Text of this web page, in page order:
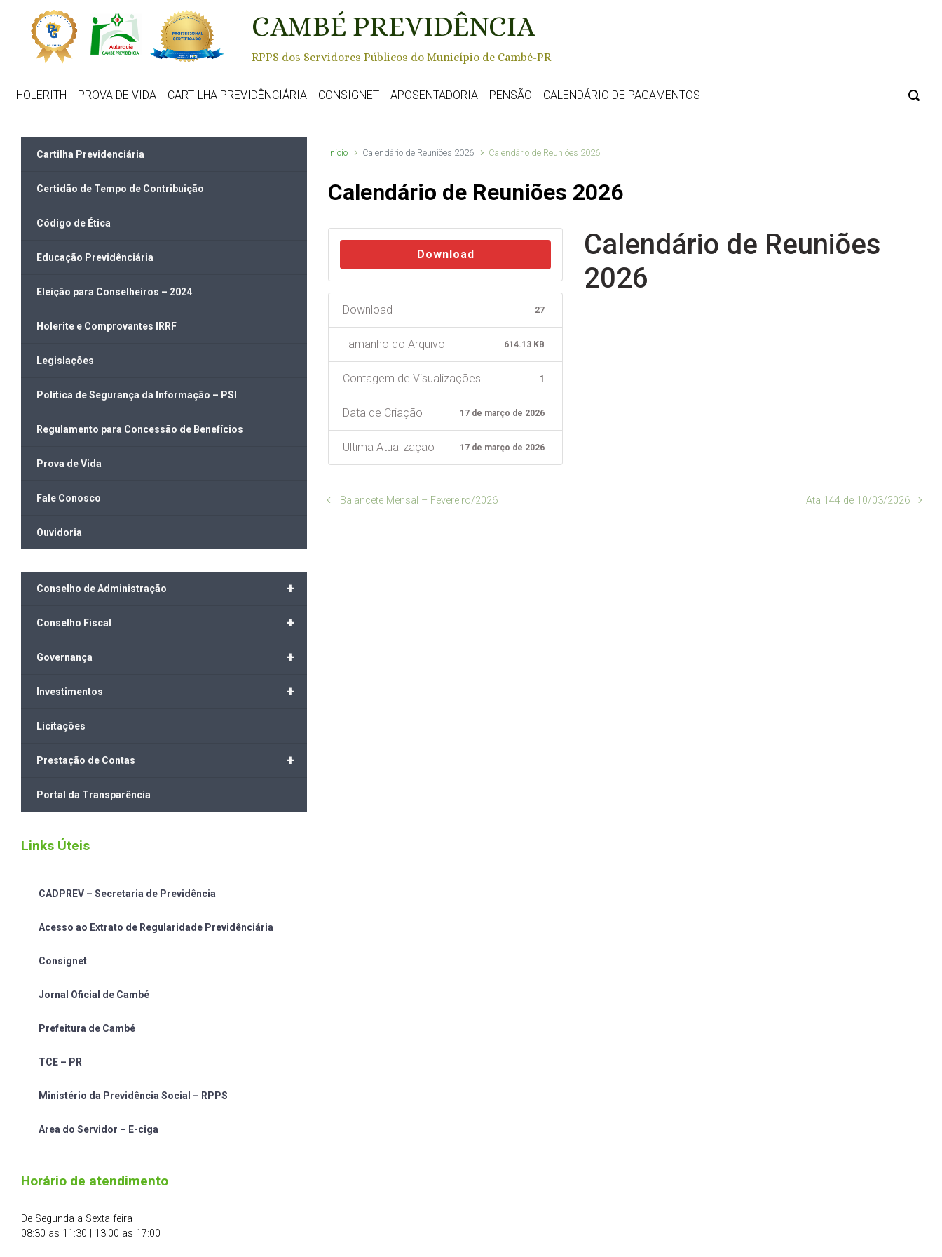
Skip to main content
CAMBÉ PREVIDÊNCIA
RPPS dos Servidores Públicos do Município de Cambé-PR
HOLERITH PROVA DE VIDA CARTILHA PREVIDÊNCIÁRIA CONSIGNET APOSENTADORIA PENSÃO CALENDÁRIO DE PAGAMENTOS
Início Calendário de Reuniões 2026 Calendário de Reuniões 2026
Calendário de Reuniões 2026
Download
Download 27
Tamanho do Arquivo 614.13 KB
Contagem de Visualizações 1
Data de Criação 17 de março de 2026
Ultima Atualização 17 de março de 2026
Calendário de Reuniões
2026
Balancete Mensal – Fevereiro/2026 Ata 144 de 10/03/2026
Cartilha Previdenciária
Certidão de Tempo de Contribuição
Código de Ética
Educação Previdênciária
Eleição para Conselheiros – 2024
Holerite e Comprovantes IRRF
Legislações
Politica de Segurança da Informação – PSI
Regulamento para Concessão de Benefícios
Prova de Vida
Fale Conosco
Ouvidoria
+
Conselho de Administração
+
Conselho Fiscal
+
Governança
+
Investimentos
Licitações
+
Prestação de Contas
Portal da Transparência
Links Úteis
CADPREV – Secretaria de Previdência
Acesso ao Extrato de Regularidade Previdênciária
Consignet
Jornal Oficial de Cambé
Prefeitura de Cambé
TCE – PR
Ministério da Previdência Social – RPPS
Area do Servidor – E-ciga
Horário de atendimento
De Segunda a Sexta feira
08:30 as 11:30 | 13:00 as 17:00